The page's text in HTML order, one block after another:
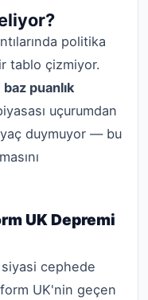
politika
tablo çizmiyor.
baz puanlık
uçurumdan
duymuyor — bu
UK Depremi
cephede
UK'nin geçen